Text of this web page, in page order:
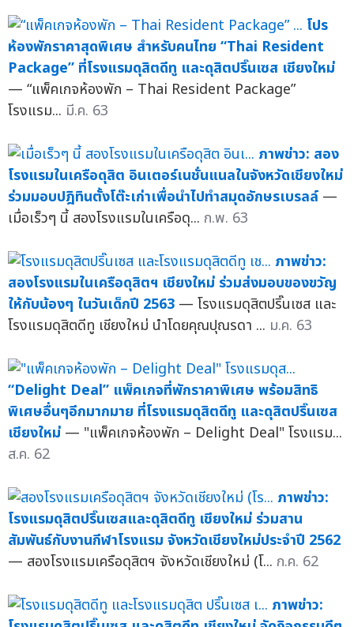
โปร
ห้องพักราคาสุดพิเศษ สำหรับคนไทย “Thai Resident
Package” ที่โรงแรมดุสิตดีทู และดุสิตปริ๊นเซส เชียงใหม่
— “แพ็คเกจห้องพัก – Thai Resident Package”
โรงแรม... มี.ค. 63
ภาพข่าว: สอง
โรงแรมในเครือดุสิต อินเตอร์เนชั่นแนลในจังหวัดเชียงใหม่
ร่วมมอบปฎิทินตั้งโต๊ะเก่าเพื่อนำไปทำสมุดอักษรเบรลล์ —
เมื่อเร็วๆ นี้ สองโรงแรมในเครือดุ... ก.พ. 63
ภาพข่าว:
สองโรงแรมในเครือดุสิตฯ เชียงใหม่ ร่วมส่งมอบของขวัญ
ให้กับน้องๆ ในวันเด็กปี 2563 — โรงแรมดุสิตปริ๊นเซส และ
โรงแรมดุสิตดีทู เชียงใหม่ นำโดยคุณปุณรดา ... ม.ค. 63
“Delight Deal” แพ็คเกจที่พักราคาพิเศษ พร้อมสิทธิ
พิเศษอื่นๆอีกมากมาย ที่โรงแรมดุสิตดีทู และดุสิตปริ๊นเซส
เชียงใหม่ — "แพ็คเกจห้องพัก – Delight Deal" โรงแรม...
ส.ค. 62
ภาพข่าว:
โรงแรมดุสิตปริ๊นเซสและดุสิตดีทู เชียงใหม่ ร่วมสาน
สัมพันธ์กับงานกีฬาโรงแรม จังหวัดเชียงใหม่ประจำปี 2562
— สองโรงแรมเครือดุสิตฯ จังหวัดเชียงใหม่ (โ... ก.ค. 62
ภาพข่าว: